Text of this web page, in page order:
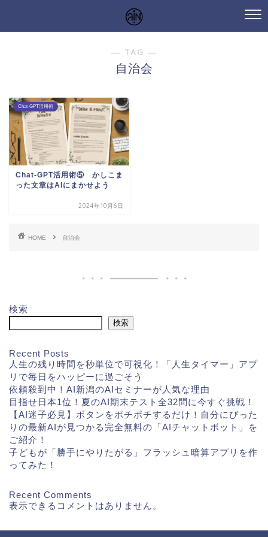
― TAG ―
自治会
Chat-GPT活用術
Chat-GPT活用術⑤ かしこま
った文章はAIにまかせよう
2024年10月6日
HOME 自治会
検索
検索
Recent Posts
人生の残り時間を秒単位で可視化！「人生タイマー」アプ
リで毎日をハッピーに過ごそう
依頼殺到中！AI新潟のAIセミナーが人気な理由
目指せ日本1位！夏のAI期末テスト全32問に今すぐ挑戦！
【AI迷子必見】ボタンをポチポチするだけ！自分にぴった
りの最新AIが見つかる完全無料の「AIチャットボット」を
ご紹介！
子どもが「勝手にやりたがる」フラッシュ暗算アプリを作
ってみた！
Recent Comments
表示できるコメントはありません。